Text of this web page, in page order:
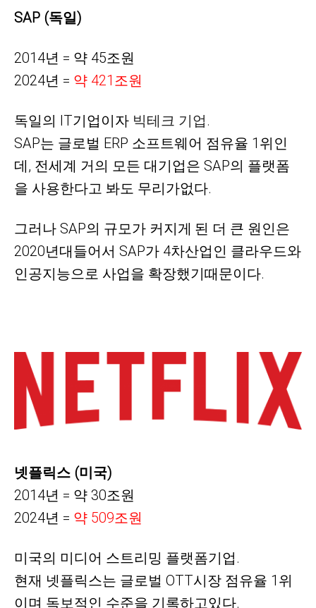
SAP (독일)
2014년 = 약 45조원
2024년 = 약 421 조원
독일의 IT기업이자 빅테크 기업.
SAP는 글로벌 ERP 소프트웨어 점유율 1위인
데, 전세계 거의 모든 대기업은 SAP의 플랫폼
을 사용한다고 봐도 무리가없다.
그러나 SAP의 규모가 커지게 된 더 큰 원인은
2020년대들어서 SAP가 4차산업인 클라우드와
인공지능으로 사업을 확장했기때문이다.
넷플릭스 (미국)
2014년 = 약 30조원
2024년 = 약 509조원
미국의 미디어 스트리밍 플랫폼기업.
현재 넷플릭스는 글로벌 OTT시장 점유율 1위
이며 독보적인 수준을 기록하고있다.